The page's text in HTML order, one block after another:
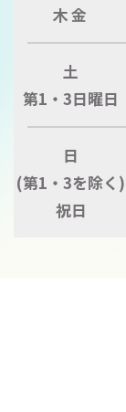
木金
土
第1・3日曜日
日
(第1・3を除く)
祝日